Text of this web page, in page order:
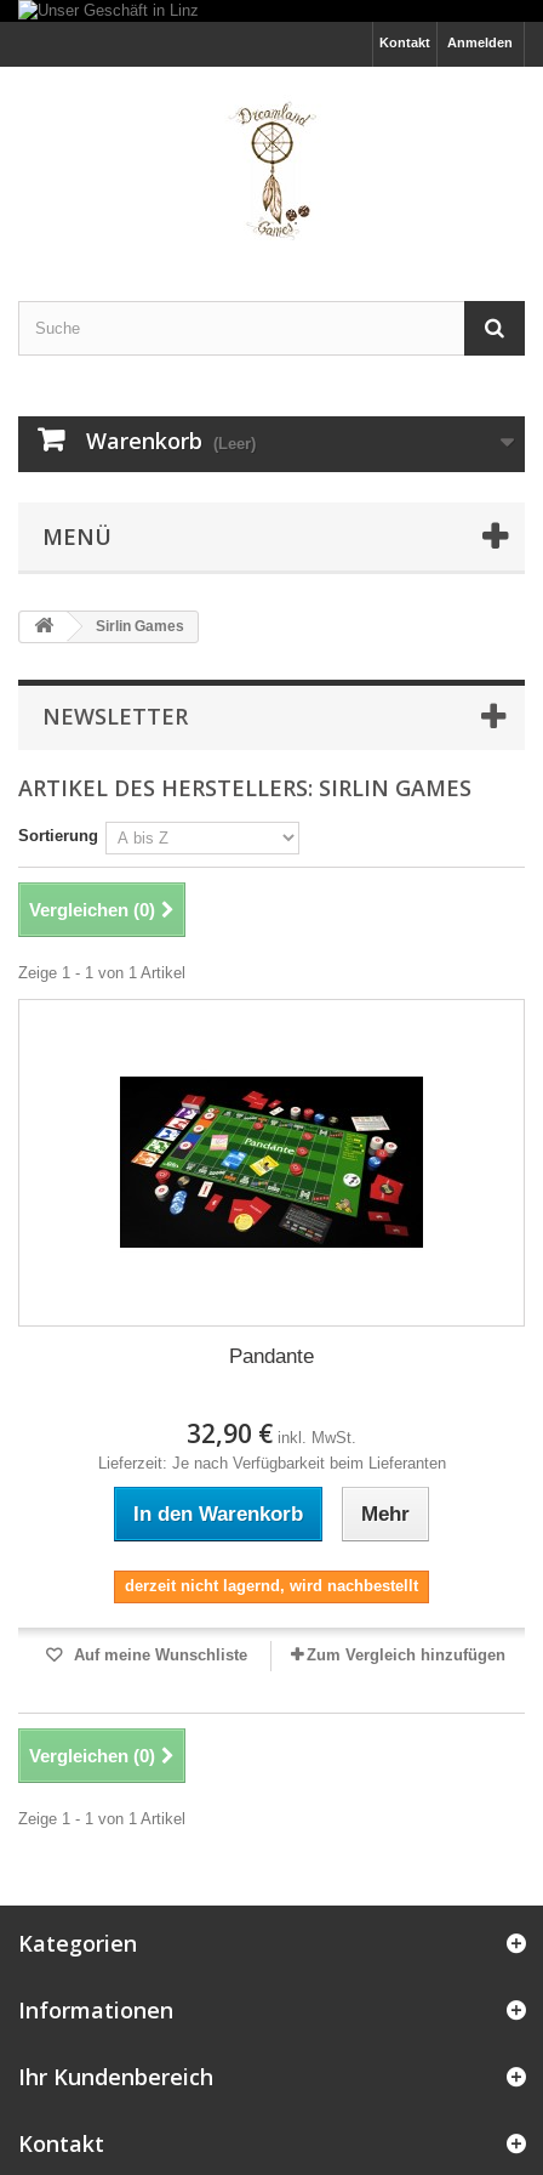
Anmelden
Kontakt
Warenkorb (Leer)
MENÜ
Sirlin Games
NEWSLETTER
ARTIKEL DES HERSTELLERS: SIRLIN GAMES
Sortierung
Vergleichen (0)
Zeige 1 - 1 von 1 Artikel
Pandante
32,90 € inkl. MwSt.
Lieferzeit: Je nach Verfügbarkeit beim Lieferanten
In den Warenkorb Mehr
derzeit nicht lagernd, wird nachbestellt
Auf meine Wunschliste Zum Vergleich hinzufügen
Vergleichen (0)
Zeige 1 - 1 von 1 Artikel
Kategorien
Informationen
Ihr Kundenbereich
Kontakt